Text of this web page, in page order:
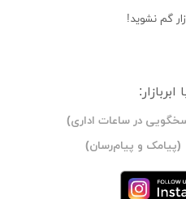
گم نشوید!
در ساعات اداری)
(پیامک و پیام‌رسان)